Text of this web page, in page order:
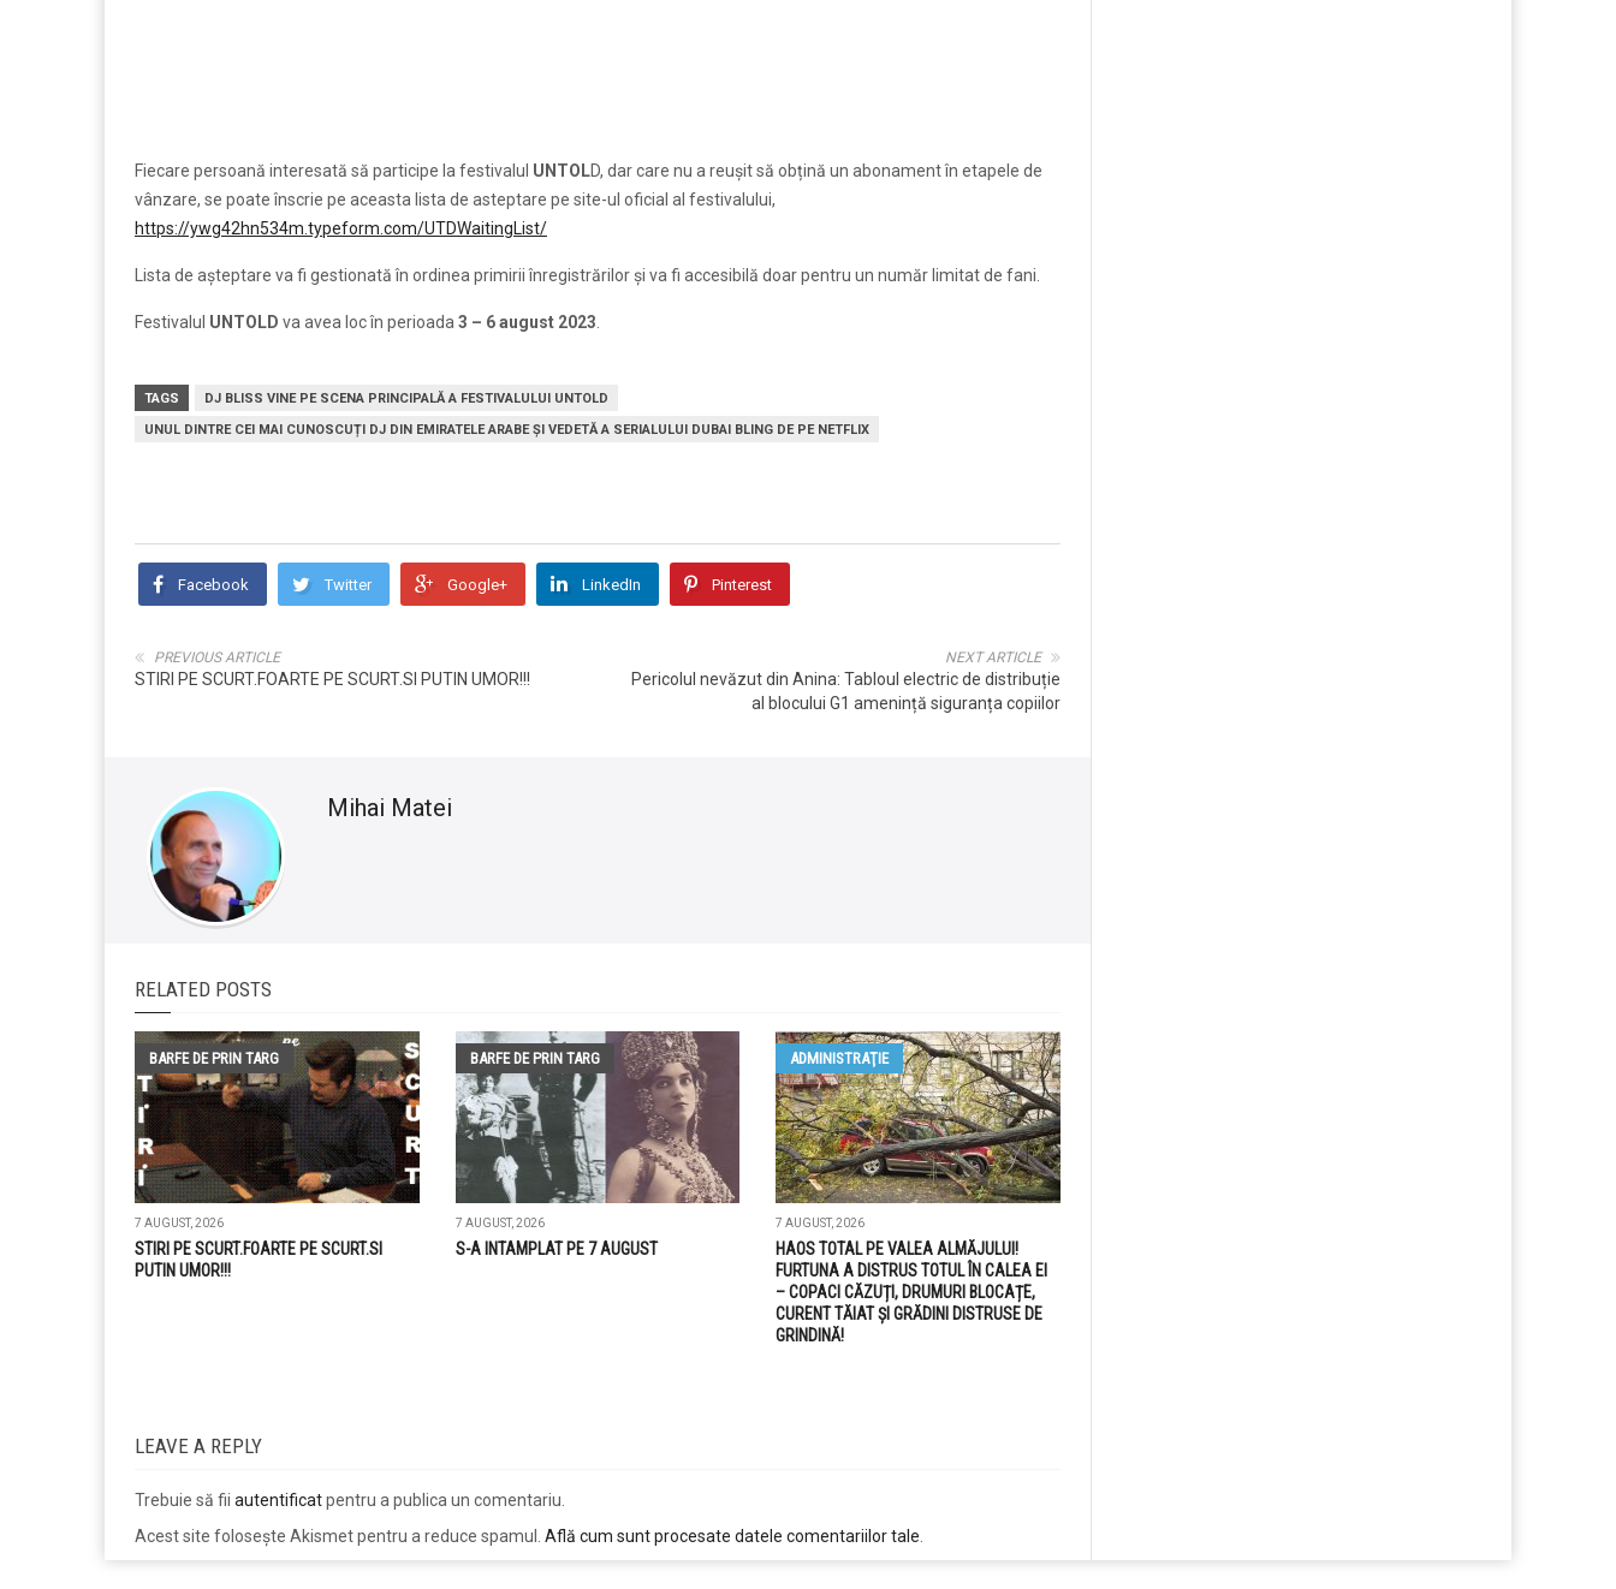
Fiecare persoană interesată să participe la festivalul UNTOLD, dar care nu a reușit să obțină un abonament în etapele de
vânzare, se poate înscrie pe aceasta lista de asteptare pe site-ul oficial al festivalului,
https://ywg42hn534m.typeform.com/UTDWaitingList/
Lista de așteptare va fi gestionată în ordinea primirii înregistrărilor și va fi accesibilă doar pentru un număr limitat de fani.
Festivalul UNTOLD va avea loc în perioada 3 – 6 august 2023
TAGS
DJ BLISS VINE PE SCENA PRINCIPALĂ A FESTIVALULUI UNTOLD
UNUL DINTRE CEI MAI CUNOSCUȚI DJ DIN EMIRATELE ARABE ȘI VEDETĂ A SERIALULUI DUBAI BLING DE PE NETFLIX
Facebook Twitter Google+ LinkedIn Pinterest
NEXT ARTICLE
Pericolul nevăzut din Anina: Tabloul electric de distribuție
al blocului G1 amenință siguranța copiilor
PREVIOUS ARTICLE
STIRI PE SCURT.FOARTE PE SCURT.SI PUTIN UMOR!!!
Mihai Matei
RELATED POSTS
BARFE DE PRIN TARG
7 AUGUST, 2026
STIRI PE SCURT.FOARTE PE SCURT.SI
PUTIN UMOR!!!
BARFE DE PRIN TARG
7 AUGUST, 2026
S-A INTAMPLAT PE 7 AUGUST
ADMINISTRAŢIE
7 AUGUST, 2026
HAOS TOTAL PE VALEA ALMĂJULUI!
FURTUNA A DISTRUS TOTUL ÎN CALEA EI
– COPACI CĂZUȚI, DRUMURI BLOCAȚE,
CURENT TĂIAT ȘI GRĂDINI DISTRUSE DE
GRINDINĂ!
LEAVE A REPLY
Trebuie să fii autentificatpentru a publica un comentariu.
Acest site folosește Akismet pentru a reduce spamul. Află cum sunt procesate datele comentariilor tale